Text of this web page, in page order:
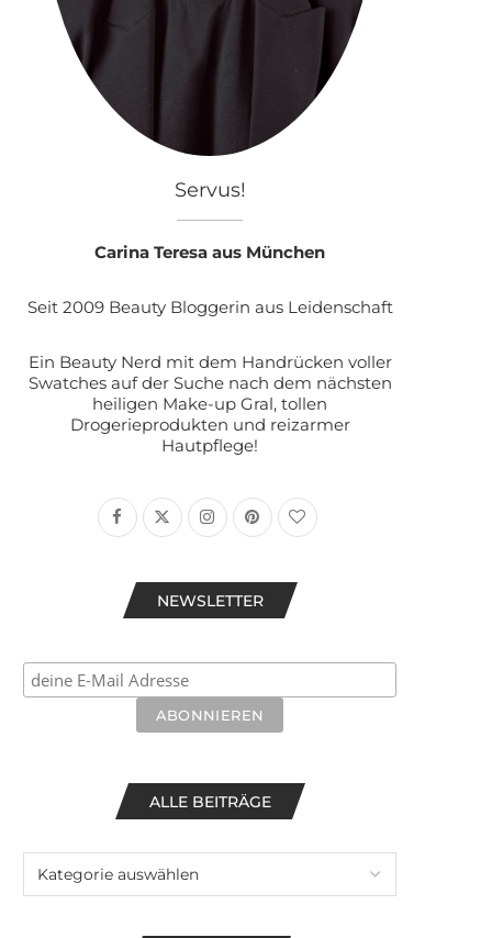
Servus!
Carina Teresa aus München
Seit 2009 Beauty Bloggerin aus Leidenschaft
Ein Beauty Nerd mit dem Handrücken voller
Swatches auf der Suche nach dem nächsten
heiligen Make-up Gral, tollen
Drogerieprodukten und reizarmer
Hautpflege!
NEWSLETTER
ALLE BEITRÄGE